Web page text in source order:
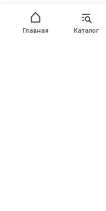
info@ru.viomi.com
Главная Каталог